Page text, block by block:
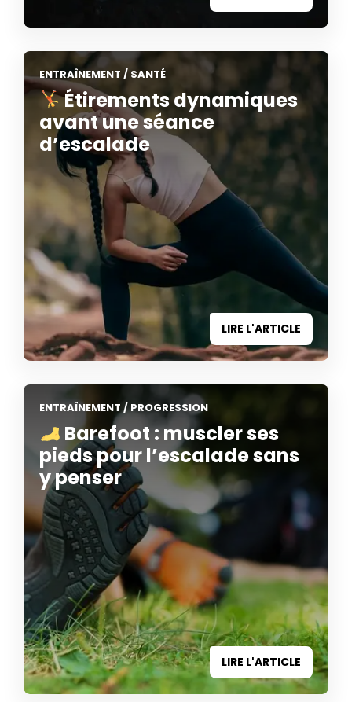
ENTRAÎNEMENT / SANTÉ
Étirements dynamiques
avant une séance
d’escalade
LIRE L'ARTICLE
ENTRAÎNEMENT/PROGRESSION
Barefoot : muscler ses
pieds pour l’escalade sans
y penser
LIRE L'ARTICLE